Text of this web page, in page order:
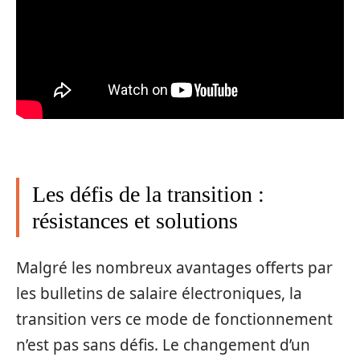
Les défis de la transition :
résistances et solutions
Malgré les nombreux avantages offerts par
les bulletins de salaire électroniques, la
transition vers ce mode de fonctionnement
n’est pas sans défis. Le changement d’un